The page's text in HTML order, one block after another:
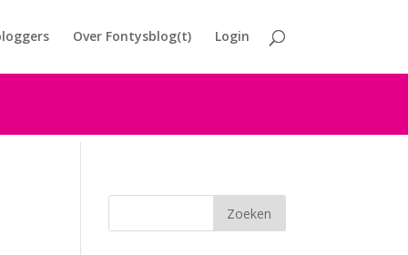
Over Fontysblog(t) Login